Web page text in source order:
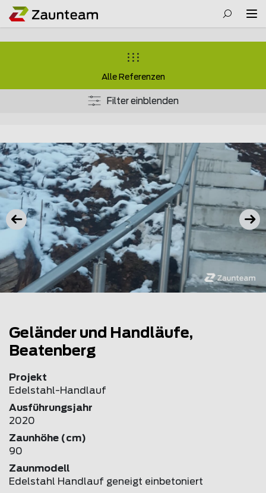
Alle Referenzen
Filter einblenden
Geländer und Handläufe,
Beatenberg
Projekt
Edelstahl-Handlauf
Ausführungsjahr
2020
Zaunhöhe (cm)
90
Zaunmodell
Edelstahl Handlauf geneigt einbetoniert